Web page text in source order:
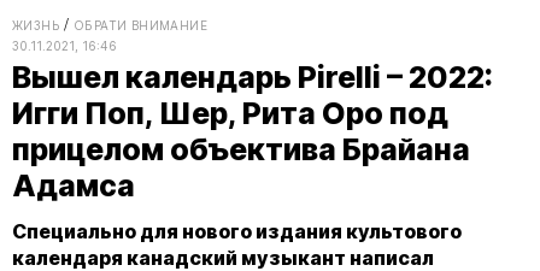
ЖИЗНЬ
ОБРАТИ ВНИМАНИЕ
30.11.2021, 16:46
Вышел календарь Pirelli – 2022:
Игги Поп, Шер, Рита Оро под
прицелом объектива Брайана
Адамса
Специально для нового издания культового
календаря канадский музыкант написал